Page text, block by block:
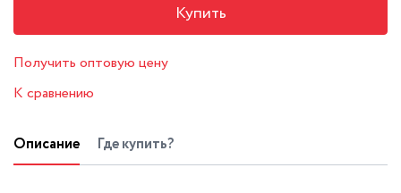
Купить
Получить оптовую цену
К сравнению
Описание Где купить?